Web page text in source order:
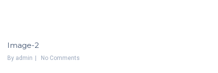
Image-2
By Admin No Comments